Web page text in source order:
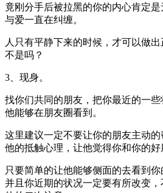
竟刚分手后被拉黑的你的内心肯定
与爱一直在纠缠。
人只有平静下来的时候，才可以做
不是吗？
3、现身。
找你们共同的朋友，把你最近的一
他能够在朋友圈看到。
这里建议一定不要让你的朋友主动
他的抵触心理，让他觉得你和你的好
只要简单的让他能够侧面的去看到你
并且你近期的状况一定要有所改变